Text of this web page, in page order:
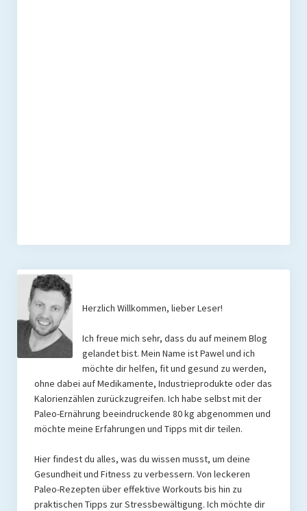
Herzlich Willkommen, lieber Leser!
Ich freue mich sehr, dass du auf meinem Blog
gelandet bist. Mein Name ist Pawel und ich
möchte dir helfen, fit und gesund zu werden,
ohne dabei auf Medikamente, Industrieprodukte oder das
Kalorienzählen zurückzugreifen. Ich habe selbst mit der
Paleo-Ernährung beeindruckende 80 kg abgenommen und
möchte meine Erfahrungen und Tipps mit dir teilen.
Hier findest du alles, was du wissen musst, um deine
Gesundheit und Fitness zu verbessern. Von leckeren
Paleo-Rezepten über effektive Workouts bis hin zu
praktischen Tipps zur Stressbewältigung. Ich möchte dir